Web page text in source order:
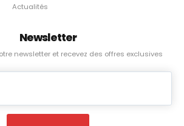
Actualités
Newsletter
newsletter et recevez des offres exclusives